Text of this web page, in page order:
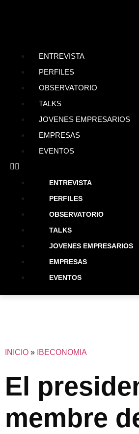
ENTREVISTA
PERFILES
OBSERVATORIO
TALKS
JOVENES EMPRESARIOS
EMPRESAS
EVENTOS
ENTREVISTA
PERFILES
OBSERVATORIO
TALKS
JOVENES EMPRESARIOS
EMPRESAS
EVENTOS
INICIO » IBECONOMIA
El
membre